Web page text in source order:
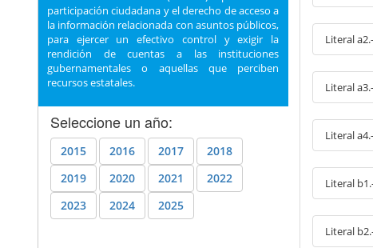
participación ciudadana y el derecho de acceso a
la información relacionada con asuntos públicos,
para ejercer un efectivo control y exigir la
rendición de cuentas a las instituciones
gubernamentales o aquellas que perciben
recursos estatales.
Seleccione un año:
2015 2016 2017
2018
2019
2020 2021
2022
2023
2024 2025
Literal
Literal
Literal
Literal
Literal